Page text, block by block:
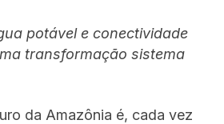
potável e conectividade
transformação sistema
da Amazônia é, cada vez